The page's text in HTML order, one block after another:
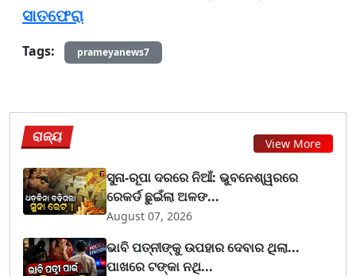
ସାତଫେରା
Tags:
prameyanews7
ରାଜ୍ୟ View More
ସୁନା-ରୂପା ଦରରେ ନିଆଁ: ଭୁବନେଶ୍ୱରରେ
ରେକର୍ଡ ଛୁଇଁଲା ଅଳଙ...
August 07, 2026
ଭାବି ପତ୍ନୀଙ୍କୁ ଉପହାର ଦେବାର ଥିଲା...
ପାଖରେ ଟଙ୍କା ନଥି...